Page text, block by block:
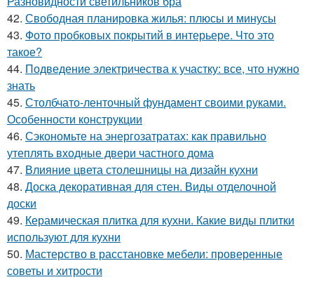
42. Свободная планировка жилья: плюсы и минусы
43. Фото пробковых покрытий в интерьере. Что это
такое?
44. Подведение электричества к участку: все, что нужно
знать
45. Столбчато-ленточный фундамент своими руками.
Особенности конструкции
46. Сэкономьте на энергозатратах: как правильно
утеплять входные двери частного дома
47. Влияние цвета столешницы на дизайн кухни
48. Доска декоративная для стен. Виды отделочной
доски
49. Керамическая плитка для кухни. Какие виды плитки
используют для кухни
50. Мастерство в расстановке мебели: проверенные
советы и хитрости